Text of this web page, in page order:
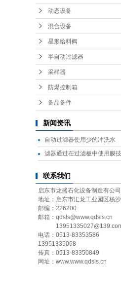
动态设备
混合设备
星形给料阀
半自动过滤器
采样器
防爆控制箱
备品备件
新闻资讯
自动过滤器使用少的冲洗水
滤器通过在过滤板中使用膜技
联系我们
启东市龙盛石化设备制造有公司
地址：启东市汇龙工业园区杨
邮编：226200
邮箱：qdsls@www.qdsls.cn
电话：0513-83353586
13951335068
传真：0513-83350849
网址：www.www.qdsls.cn